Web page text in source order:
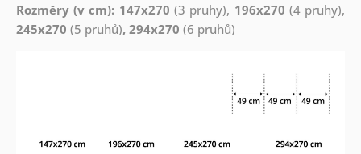
Rozměry (v cm): 147x270 (3 pruhy), 196x270 (4 pruhy),
245x270 (5 pruhů), 294x270 (6 pruhů)